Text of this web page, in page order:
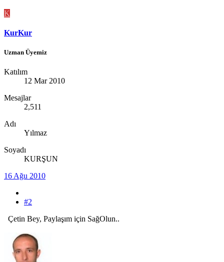
K
KurKur
Uzman Üyemiz
Katılım
12 Mar 2010
Mesajlar
2,511
Adı
Yılmaz
Soyadı
KURŞUN
16 Ağu 2010
#2
Çetin Bey, Paylaşım için SağOlun..